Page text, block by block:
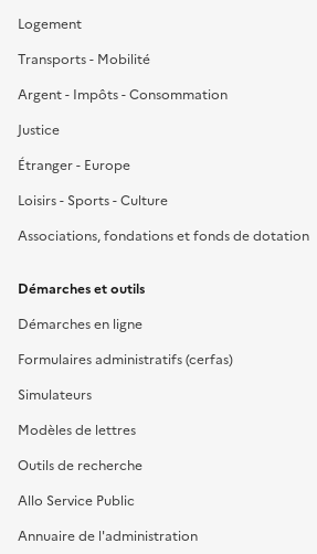
Logement
Transports - Mobilité
Argent - Impôts - Consommation
Justice
Étranger - Europe
Loisirs - Sports - Culture
Associations, fondations et fonds de dotation
Démarches et outils
Démarches en ligne
Formulaires administratifs (cerfas)
Simulateurs
Modèles de lettres
Outils de recherche
Allo Service Public
Annuaire de l'administration